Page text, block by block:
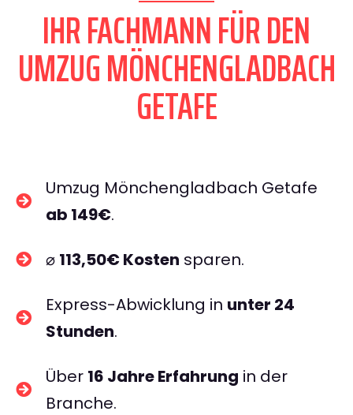
IHR FACHMANN FÜR DEN
UMZUG MÖNCHENGLADBACH
GETAFE
Umzug Mönchengladbach Getafe
ab 149€.
⌀ 113,50€ Kosten sparen.
Express-Abwicklung in unter 24
Stunden.
Über 16 Jahre Erfahrung in der
Branche.